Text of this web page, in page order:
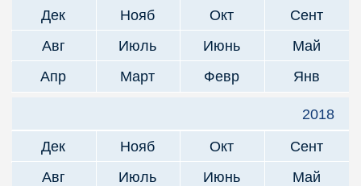
Дек
Нояб Окт
Сент
Авг
Июль Июнь
Май
Апр
Март Февр Янв
2018
Дек
Нояб Окт
Сент
Авг
Июль Июнь
Май